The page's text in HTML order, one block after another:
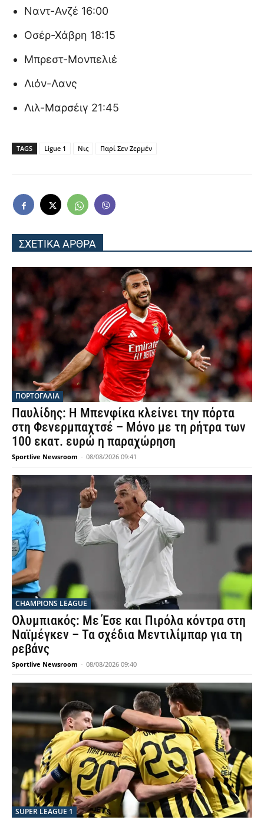
Ναντ-Ανζέ 16:00
Οσέρ-Χάβρη 18:15
Μπρεστ-Μονπελιέ
Λιόν-Λανς
Λιλ-Μαρσέιγ 21:45
TAGS Ligue 1 Νις Παρί Σεν Ζερμέν
ΣΧΕΤΙΚΑ ΑΡΘΡΑ
ΠΟΡΤΟΓΑΛΙΑ
Παυλίδης: Η Μπενφίκα κλείνει την πόρτα
στη Φενερμπαχτσέ – Μόνο με τη ρήτρα των
100 εκατ. ευρώ η παραχώρηση
Sportlive Newsroom - 08/08/2026 09:41
CHAMPIONS LEAGUE
Ολυμπιακός: Με Έσε και Πιρόλα κόντρα στη
Ναϊμέγκεν – Τα σχέδια Μεντιλίμπαρ για τη
ρεβάνς
Sportlive Newsroom - 08/08/2026 09:40
SUPER LEAGUE 1